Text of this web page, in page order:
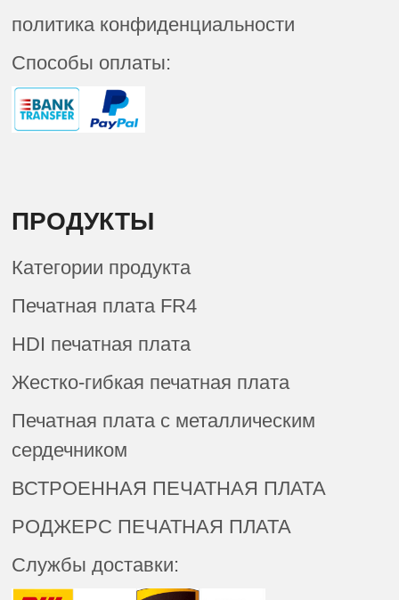
политика конфиденциальности
Способы оплаты:
ПРОДУКТЫ
Категории продукта
Печатная плата FR4
HDI печатная плата
Жестко-гибкая печатная плата
Печатная плата с металлическим
сердечником
ВСТРОЕННАЯ ПЕЧАТНАЯ ПЛАТА
РОДЖЕРС ПЕЧАТНАЯ ПЛАТА
Службы доставки: